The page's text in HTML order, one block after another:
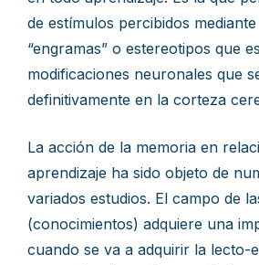
de estímulos percibidos
“engramas” o estereotipos que
modificaciones neuronales que
definitivamente en la corteza
La acción de la memoria en
aprendizaje ha sido objeto de
variados estudios. El campo de
(conocimientos) adquiere una
cuando se va a adquirir la lecto-